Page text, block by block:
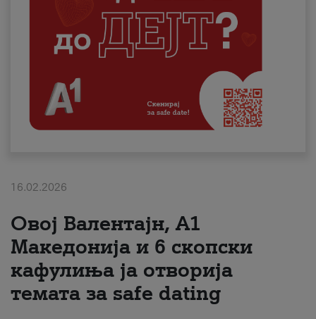
Деловни
Поддршка
Надополни кредит
Плати сметка
#ПодобарОнлајн
16.02.2026
Овој Валентајн, A1
Македонија и 6 скопски
кафулиња ја отворија
темата за safe dating